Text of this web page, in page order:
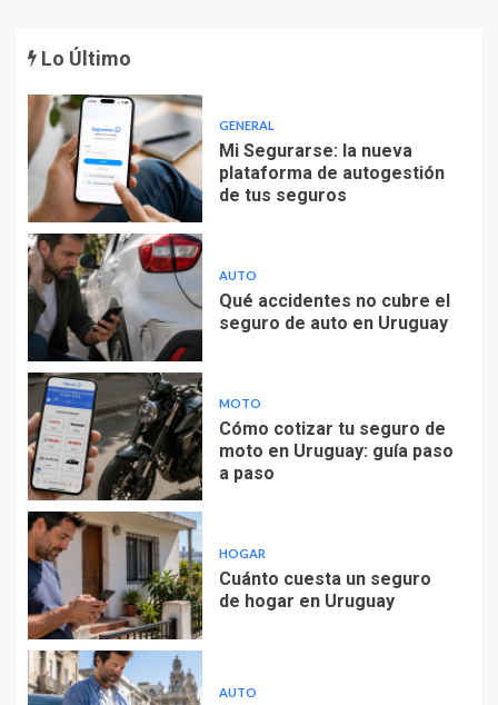
Lo Último
GENERAL
Mi Segurarse: la nueva
plataforma de autogestión
de tus seguros
AUTO
Qué accidentes no cubre el
seguro de auto en Uruguay
MOTO
Cómo cotizar tu seguro de
moto en Uruguay: guía paso
a paso
HOGAR
Cuánto cuesta un seguro
de hogar en Uruguay
AUTO